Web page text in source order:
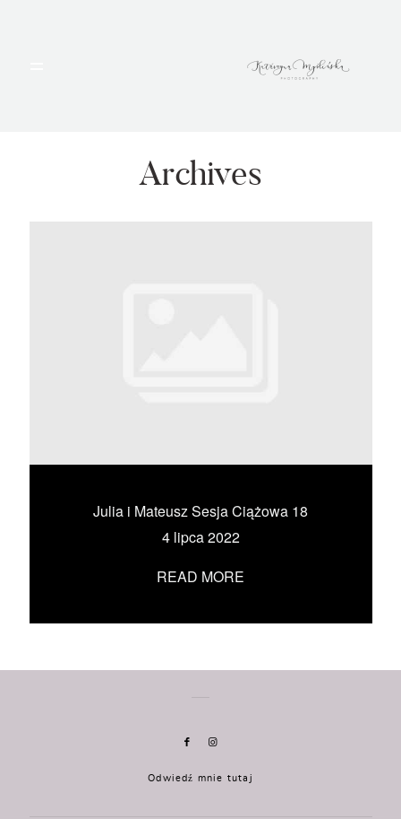
Archives
Julia i Mateusz Sesja Ciążowa 18
4 lipca 2022
READ MORE
PORTFOLIO
UMÓW SIĘ ZE MNĄ →
Odwiedź mnie tutaj